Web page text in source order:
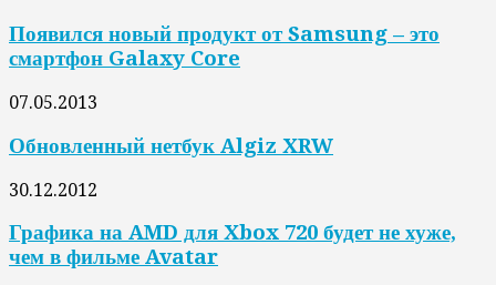
Появился новый продукт от Samsung – это
смартфон Galaxy Core
07.05.2013
Обновленный нетбук Algiz XRW
30.12.2012
Графика на AMD для Xbox 720 будет не хуже,
чем в фильме Avatar